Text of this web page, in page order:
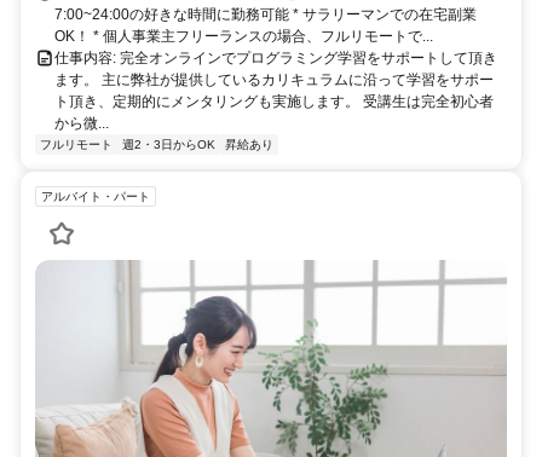
7:00~24:00の好きな時間に勤務可能 * サラリーマンでの在宅副業
OK！ * 個人事業主フリーランスの場合、フルリモートで...
仕事内容: 完全オンラインでプログラミング学習をサポートして頂き
ます。 主に弊社が提供しているカリキュラムに沿って学習をサポー
ト頂き、定期的にメンタリングも実施します。 受講生は完全初心者
から微...
フルリモート 週2・3日からOK 昇給あり
アルバイト・パート